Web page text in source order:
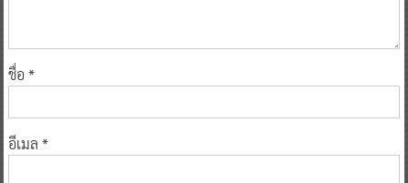
ชื่อ *
อีเมล *